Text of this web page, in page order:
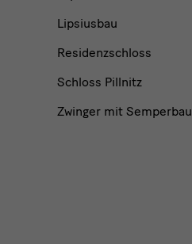
Lipsiusbau
Residenzschloss
Schloss Pillnitz
Zwinger mit Semperbau